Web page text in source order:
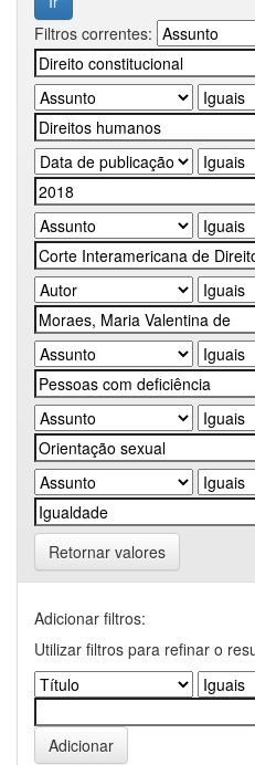
Filtros correntes:
Retornar valores
Adicionar filtros:
Utilizar filtros para refinar o